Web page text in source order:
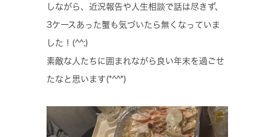
しながら、近況報告や人生相談で話は尽きず、
3ケースあった蟹も気づいたら無くなっていま
した！(^^;)
素敵な人たちに囲まれながら良い年末を過ごせ
たなと思います(*^^*)